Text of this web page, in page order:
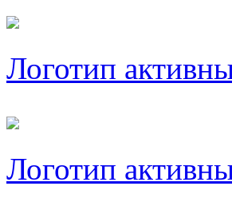
Логотип
Логотип